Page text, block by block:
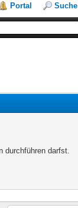
Portal Suche
durchführen darfst.